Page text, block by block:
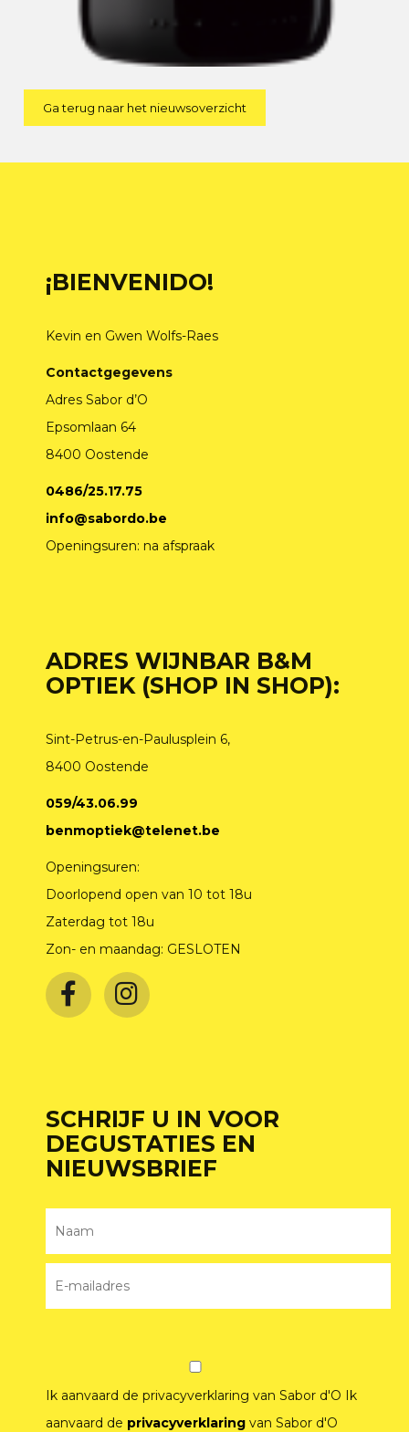
Ga terug naar het nieuwsoverzicht
¡BIENVENIDO!
Kevin en Gwen Wolfs-Raes
Contactgegevens
Adres Sabor d’O
Epsomlaan 64
8400 Oostende
0486/25.17.75
info@sabordo.be
Openingsuren: na afspraak
ADRES WIJNBAR B&M
OPTIEK (SHOP IN SHOP):
Sint-Petrus-en-Paulusplein 6,
8400 Oostende
059/43.06.99
benmoptiek@telenet.be
Openingsuren:
Doorlopend open van 10 tot 18u
Zaterdag tot 18u
Zon- en maandag: GESLOTEN
SCHRIJF U IN VOOR
DEGUSTATIES EN
NIEUWSBRIEF
Ik aanvaard de privacyverklaring van Sabor d'O Ik
aanvaard de privacyverklaringvan Sabor d'O